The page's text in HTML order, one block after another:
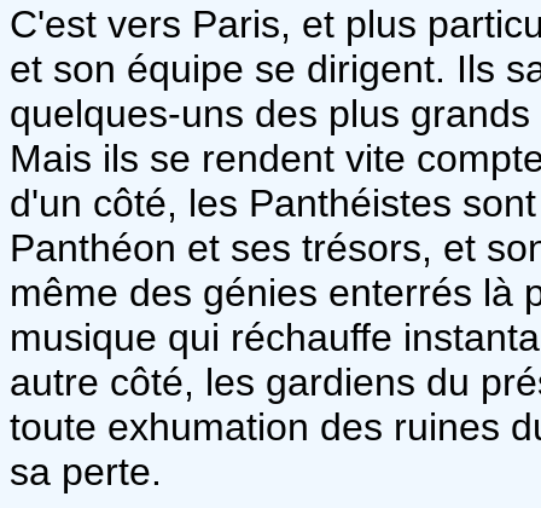
C'est vers Paris, et plus
et son équipe se dirigent. Ils
quelques-uns des plus
Mais ils se rendent vite
d'un côté, les Panthéistes
Panthéon et ses trésors, et
même des génies enterrés là
musique qui réchauffe
autre côté, les gardiens du
toute exhumation des ruines
sa perte.